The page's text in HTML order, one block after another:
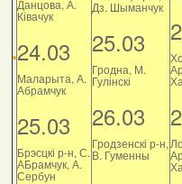
Данцова, А.
Ківачук
24.03
Маларыта, А.
Абрамчук
25.03
Брэсцкі р-н, С.
АБрамчук, А.
Сербун
Дз. Шыманчук
25.03
Гродна, М.
Гулінскі
26.03
Гродзенскі р-н,
В. Гуменны